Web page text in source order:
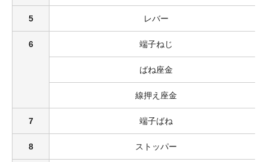
5 レバー
6 端子ねじ
ばね座金
線押え座金
7 端子ばね
8 ストッパー